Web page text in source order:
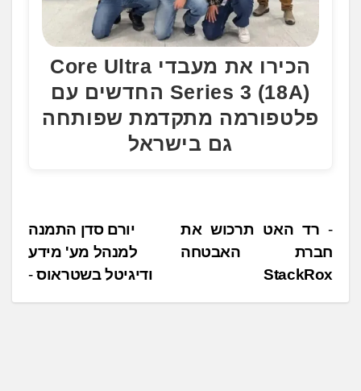
הכירו את מעבדי Core Ultra
Series 3 (18A) החדשים עם
פלטפורמה מתקדמת שפותחה
גם בישראל
נ
י
ו
יורם סדן התמנה
למנהל מע' מידע
ודיגיטל בשטראוס
רד האט תרכוש את
חברת האבטחה